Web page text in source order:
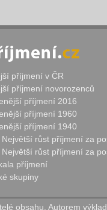
příjmení v ČR
příjmení novorozenců
příjmení 2016
příjmení 1960
příjmení 1940
Největší růst příjmení za
Největší růst příjmení za
příjmení
skupiny
obsahu. Autorem